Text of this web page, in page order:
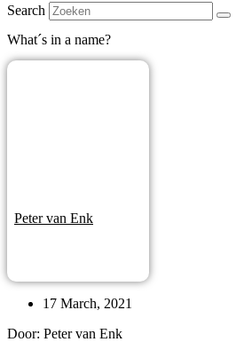
Search
What´s in a name?
Peter van Enk
17 March, 2021
Door: Peter van Enk